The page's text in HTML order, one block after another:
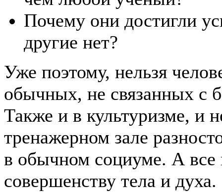
Почему они достигли
другие нет?
Уже поэтому, нельзя
обычных, не связанных с
Также и в культуризме, и
тренажерном зале
в обычном социуме. А все
совершенству тела и духа.